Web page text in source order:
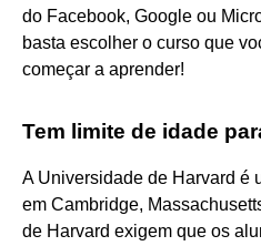
do Facebook, Google ou
basta escolher o curso que
começar a aprender!
Tem limite de idade
A Universidade de Harvard é
em Cambridge,
de Harvard exigem que os